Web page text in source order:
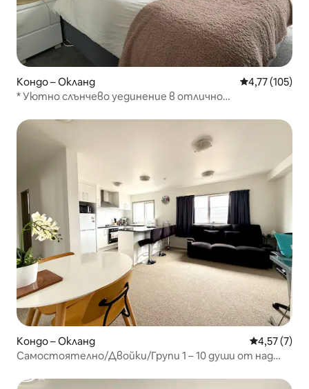
Кондо – Окланд Средна
4,77 (105)
* Уютно слънчево уединение в отлично
Кондо – Окланд Средна
4,57 (7)
Самостоятелно/Двойки/Групи 1 – 10 души от над